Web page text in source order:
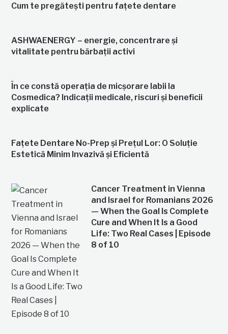
Cum te pregătești pentru fațete dentare
ASHWAENERGY – energie, concentrare și
vitalitate pentru bărbații activi
În ce constă operația de micșorare labii la
Cosmedica? Indicații medicale, riscuri și beneficii
explicate
Fațete Dentare No-Prep și Prețul Lor: O Soluție
Estetică Minim Invazivă și Eficientă
Cancer Treatment in Vienna
and Israel for Romanians 2026
— When the Goal Is Complete
Cure and When It Is a Good
Life: Two Real Cases | Episode
8 of 10